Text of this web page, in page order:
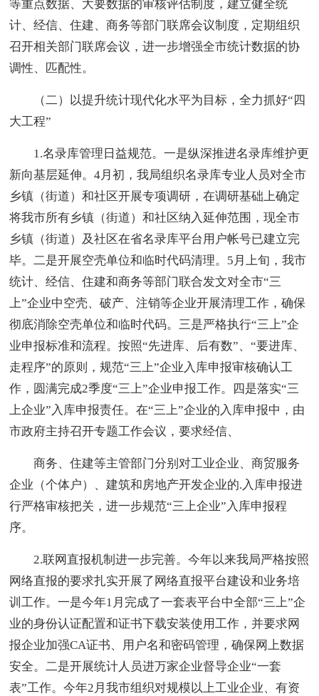
等重点数据、大要数据的审核评估制度，建立健全统
计、经信、住建、商务等部门联席会议制度，定期组织
召开相关部门联席会议，进一步增强全市统计数据的协
调性、匹配性。
（二）以提升统计现代化水平为目标，全力抓好“四
大工程”
1.名录库管理日益规范。一是纵深推进名录库维护更
新向基层延伸。4月初，我局组织名录库专业人员对全市
乡镇（街道）和社区开展专项调研，在调研基础上确定
将我市所有乡镇（街道）和社区纳入延伸范围，现全市
乡镇（街道）及社区在省名录库平台用户帐号已建立完
毕。二是开展空壳单位和临时代码清理。5月上旬，我市
统计、经信、住建和商务等部门联合发文对全市“三
上”企业中空壳、破产、注销等企业开展清理工作，确保
彻底消除空壳单位和临时代码。三是严格执行“三上”企
业申报标准和流程。按照“先进库、后有数”、“要进库、
走程序”的原则，规范“三上”企业入库申报审核确认工
作，圆满完成2季度“三上”企业申报工作。四是落实“三
上企业”入库申报责任。在“三上”企业的入库申报中，由
市政府主持召开专题工作会议，要求经信、
商务、住建等主管部门分别对工业企业、商贸服务
企业（个体户）、建筑和房地产开发企业的.入库申报进
行严格审核把关，进一步规范“三上企业”入库申报程
序。
2.联网直报机制进一步完善。今年以来我局严格按照
网络直报的要求扎实开展了网络直报平台建设和业务培
训工作。一是今年1月完成了一套表平台中全部“三上”企
业的身份认证配置和证书下载安装使用工作，并要求网
报企业加强CA证书、用户名和密码管理，确保网上数据
安全。二是开展统计人员进万家企业督导企业“一套
表”工作。今年2月我市组织对规模以上工业企业、有资